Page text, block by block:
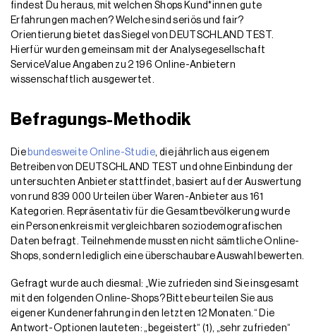
findest Du heraus, mit welchen Shops Kund*innen gute
Erfahrungen machen? Welche sind seriös und fair?
Orientierung bietet das Siegel von DEUTSCHLAND TEST.
Hierfür wurden gemeinsam mit der Analysegesellschaft
ServiceValue Angaben zu 2 196 Online-Anbietern
wissenschaftlich ausgewertet.
Befragungs-Methodik
Die bundesweite Online-Studie , die jährlich aus eigenem
Betreiben von DEUTSCHLAND TEST und ohne Einbindung der
untersuchten Anbieter stattfindet, basiert auf der Auswertung
von rund 839 000 Urteilen über Waren-Anbieter aus 161
Kategorien. Repräsentativ für die Gesamtbevölkerung wurde
ein Personenkreis mit vergleichbaren soziodemografischen
Daten befragt. Teilnehmende mussten nicht sämtliche Online-
Shops, sondern lediglich eine überschaubare Auswahl bewerten.
Gefragt wurde auch diesmal: „Wie zufrieden sind Sie insgesamt
mit den folgenden Online-Shops? Bitte beurteilen Sie aus
eigener Kundenerfahrung in den letzten 12 Monaten.“ Die
Antwort-Optionen lauteten: „begeistert“ (1), „sehr zufrieden“